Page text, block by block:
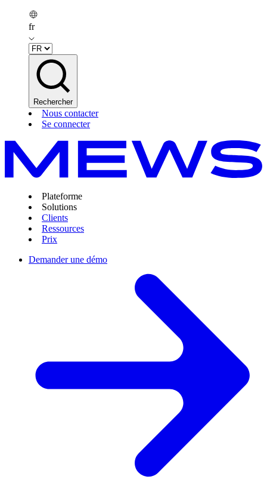
fr
Rechercher
Nous contacter
Se connecter
Plateforme
Solutions
Clients
Ressources
Prix
Demander une démo